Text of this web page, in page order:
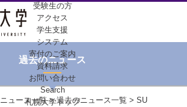
受験生の方
アクセス
学生支援
システム
寄付のご案内
資料請求
お問い合わせ
Search
札幌大学トップ
過去のニュース
ニュース一覧>過去のニュース一覧 > SU